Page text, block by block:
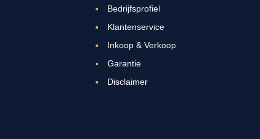
Bedrijfsprofiel
Klantenservice
Inkoop & Verkoop
Garantie
Disclaimer